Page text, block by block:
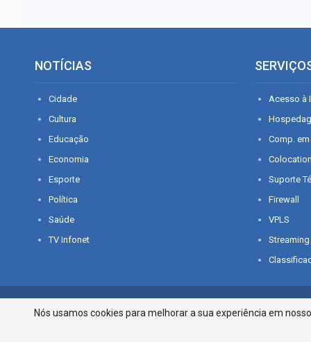
NOTÍCIAS
Cidade
Cultura
Educação
Economia
Esporte
Política
Saúde
TV Infonet
Acesso à
Comp.
Suporte
Firewall
VPLS
Streaming
© 2026 - O que é notícia em Sergipe. Todos os direitos reservados.
Nós usamos cookies para melhorar a sua experiência em